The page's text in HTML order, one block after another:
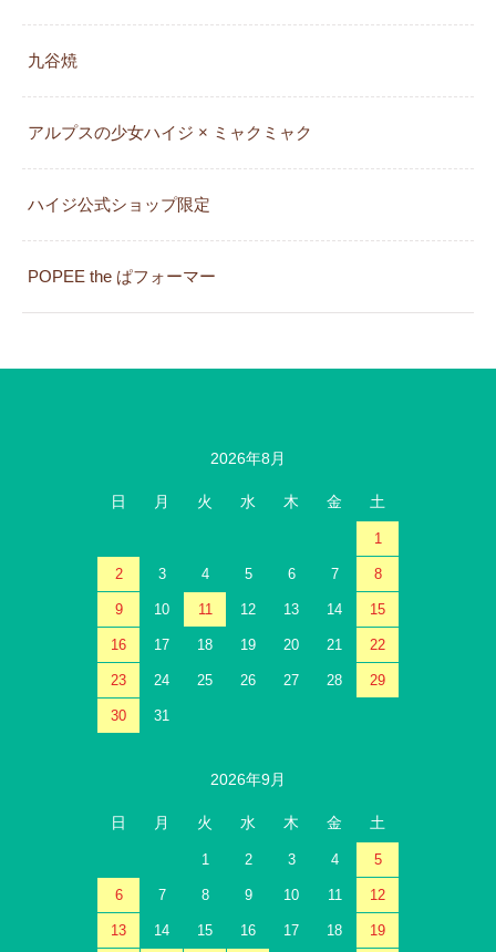
九谷焼
アルプスの少女ハイジ × ミャクミャク
ハイジ公式ショップ限定
POPEE the ぱフォーマー
2026年8月
日 月 火 水 木 金 土
1
2 3 4 5 6 7 8
9 10 11 12 13 14 15
16 17 18 19 20 21 22
23 24 25 26 27 28 29
30 31
2026年9月
日 月 火 水 木 金 土
1 2 3 4 5
6 7 8 9 10 11 12
13 14 15 16 17 18 19